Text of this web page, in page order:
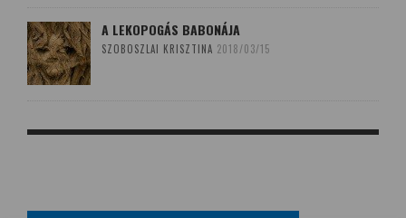
A LEKOPOGÁS BABONÁJA
SZOBOSZLAI KRISZTINA 2018/03/15